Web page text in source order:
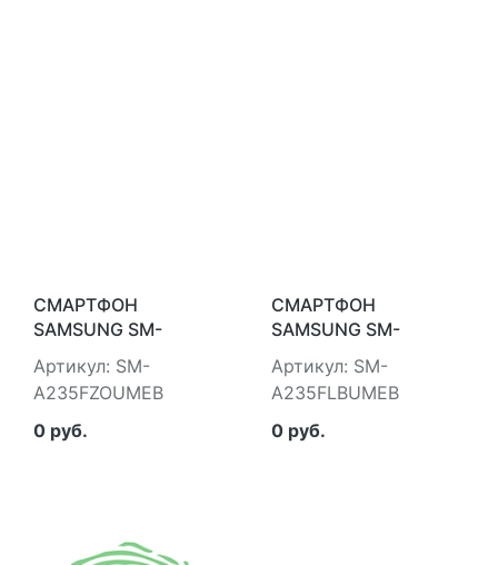
СМАРТФОН
SAMSUNG SM-
A235FZOUMEB
Артикул: SM-
A235FZOUMEB
0 руб.
СМАРТФОН
SAMSUNG SM-
A235FLBUMEB
Артикул: SM-
A235FLBUMEB
0 руб.